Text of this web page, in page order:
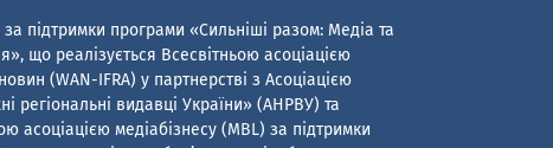
за підтримки програми «Сильніші разом: Медіа та
що реалізується Всесвітньою асоціацією
(WAN-IFRA) у партнерстві з Асоціацією
регіональні видавці України» (АНРВУ) та
асоціацією медіабізнесу (MBL) за підтримки